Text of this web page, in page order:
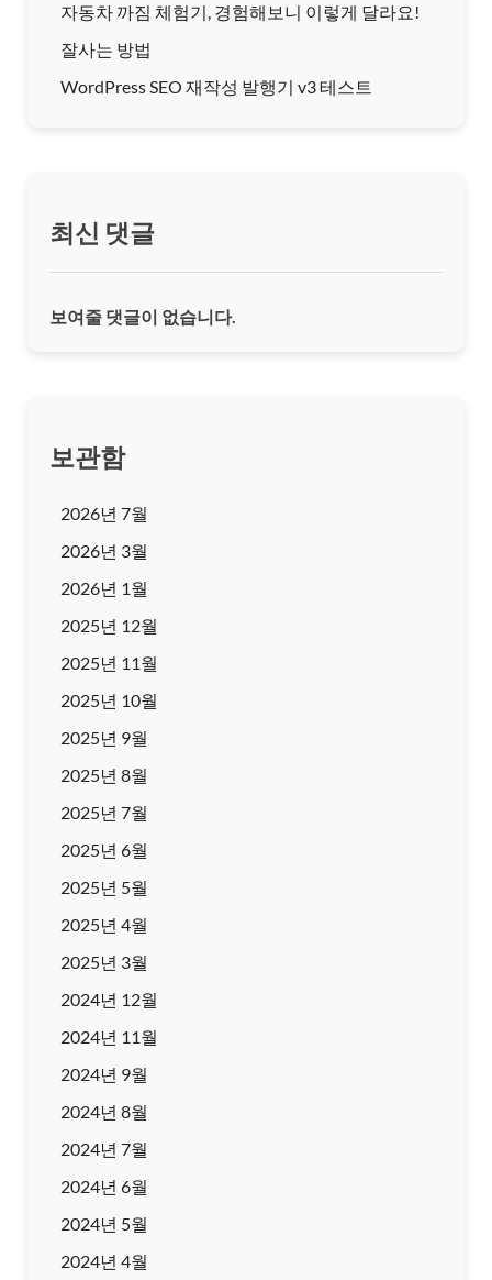
자동차 까짐 체험기, 경험해보니 이렇게 달라요!
잘사는 방법
WordPress SEO 재작성 발행기 v3 테스트
최신 댓글
보여줄 댓글이 없습니다.
보관함
2026년 7월
2026년 3월
2026년 1월
2025년 12월
2025년 11월
2025년 10월
2025년 9월
2025년 8월
2025년 7월
2025년 6월
2025년 5월
2025년 4월
2025년 3월
2024년 12월
2024년 11월
2024년 9월
2024년 8월
2024년 7월
2024년 6월
2024년 5월
2024년 4월